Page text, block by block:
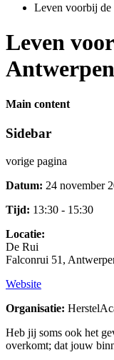
Leven voorbij de
Leven
Antwerpen
Main content
Sidebar
vorige pagina
Datum: 24 november
Tijd: 13:30 - 15:30
Locatie:
De Rui
Falconrui 51,
Website
Organisatie:
Heb jij soms ook het
overkomt; dat jouw